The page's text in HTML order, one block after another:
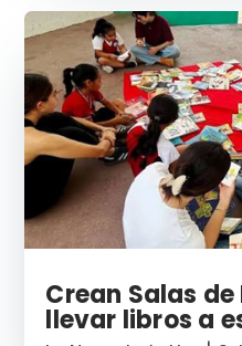
Crean Salas
llevar libros a